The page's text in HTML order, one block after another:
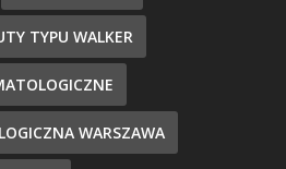
TYPU WALKER
WARSZAWA